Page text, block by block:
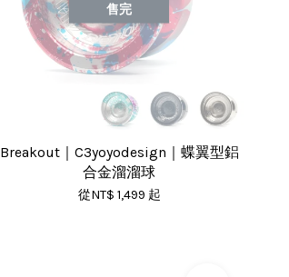
售完
Breakout｜C3yoyodesign｜蝶翼型鋁
合金溜溜球
從NT$ 1,499 起